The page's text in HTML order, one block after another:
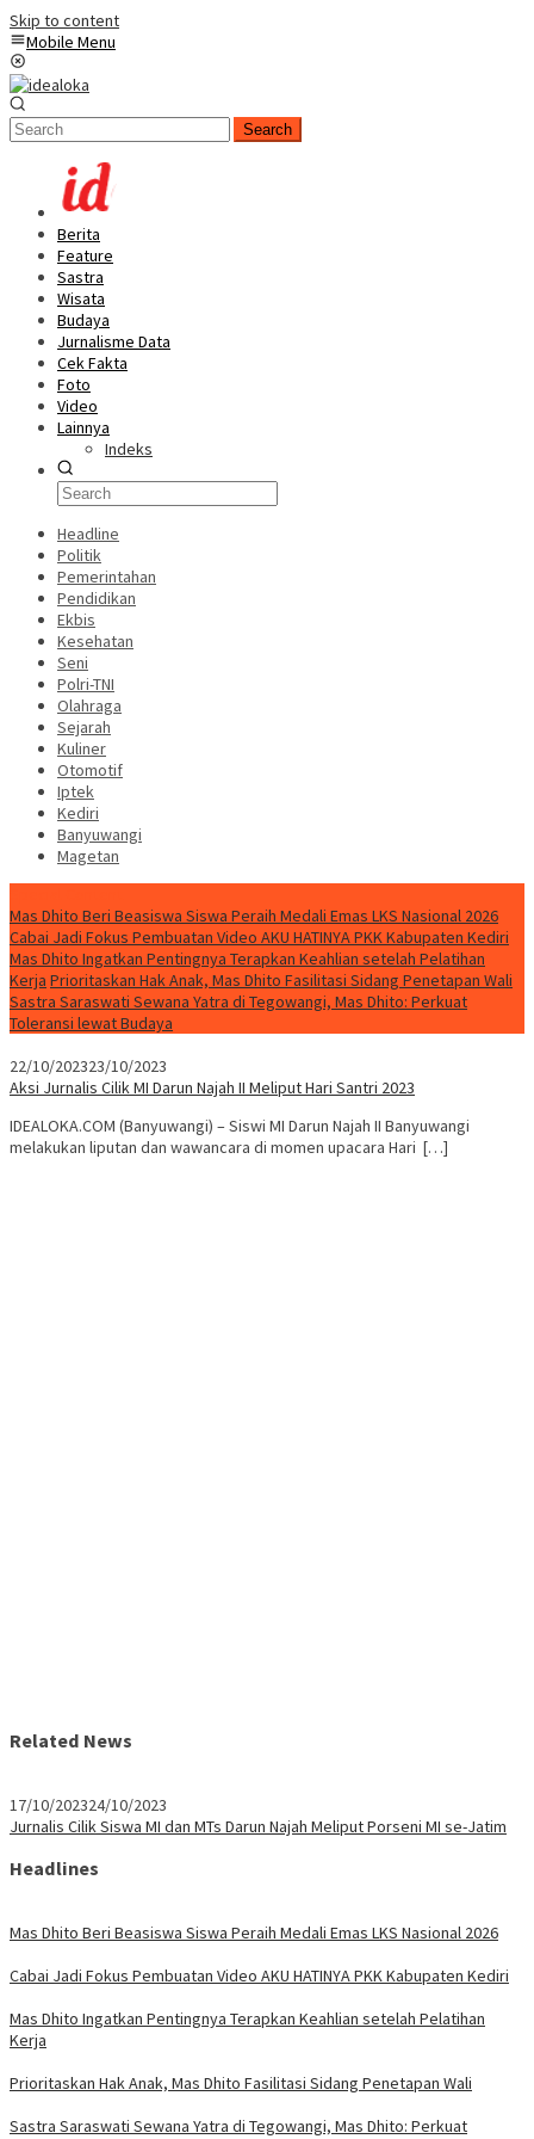
Skip to content
Mobile Menu
Search
Berita
Feature
Sastra
Wisata
Budaya
Jurnalisme Data
Cek Fakta
Foto
Video
Lainnya
Indeks
Headline
Politik
Pemerintahan
Pendidikan
Ekbis
Kesehatan
Seni
Polri-TNI
Olahraga
Sejarah
Kuliner
Otomotif
Iptek
Kediri
Banyuwangi
Magetan
Mas Dhito Beri Beasiswa Siswa Peraih Medali Emas LKS Nasional 2026
Cabai Jadi Fokus Pembuatan Video AKU HATINYA PKK Kabupaten Kediri
Mas Dhito Ingatkan Pentingnya Terapkan Keahlian setelah Pelatihan
Kerja Prioritaskan Hak Anak, Mas Dhito Fasilitasi Sidang Penetapan Wali
Sastra Saraswati Sewana Yatra di Tegowangi, Mas Dhito: Perkuat
Toleransi lewat Budaya
22/10/202323/10/2023
Aksi Jurnalis Cilik MI Darun Najah II Meliput Hari Santri 2023
IDEALOKA.COM (Banyuwangi) – Siswi MI Darun Najah II Banyuwangi
melakukan liputan dan wawancara di momen upacara Hari […]
Related News
17/10/202324/10/2023
Jurnalis Cilik Siswa MI dan MTs Darun Najah Meliput Porseni MI se-Jatim
Headlines
Mas Dhito Beri Beasiswa Siswa Peraih Medali Emas LKS Nasional 2026
Cabai Jadi Fokus Pembuatan Video AKU HATINYA PKK Kabupaten Kediri
Mas Dhito Ingatkan Pentingnya Terapkan Keahlian setelah Pelatihan
Kerja
Prioritaskan Hak Anak, Mas Dhito Fasilitasi Sidang Penetapan Wali
Sastra Saraswati Sewana Yatra di Tegowangi, Mas Dhito: Perkuat